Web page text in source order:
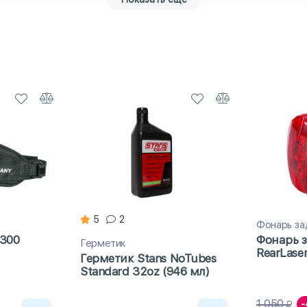
Алюминиевые мужские велосипеды
5 2
Герметик
Герметик Stans NoTubes
Standard 32oz (946 мл)
Фонарь
Фонарь
1 050 -